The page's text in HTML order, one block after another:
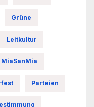
Grüne
Leitkultur
MiaSanMia
Parteien